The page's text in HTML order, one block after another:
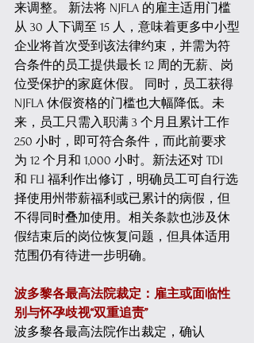
来调整。 新法将 NJFLA 的雇主适用门槛
从 30 人下调至 15 人，意味着更多中小型
企业将首次受到该法律约束，并需为符
合条件的员工提供最长 12 周的无薪、岗
位受保护的家庭休假。 同时，员工获得
NJFLA 休假资格的门槛也大幅降低。未
来，员工只需入职满 3 个月且累计工作
250 小时，即可符合条件，而此前要求
为 12 个月和 1,000 小时。新法还对 TDI
和 FLI 福利作出修订，明确员工可自行选
择使用州带薪福利或已累计的病假，但
不得同时叠加使用。相关条款也涉及休
假结束后的岗位恢复问题，但具体适用
范围仍有待进一步明确。
波多黎各最高法院裁定：雇主或面临性
别与怀孕歧视“双重追责”
波多黎各最高法院作出裁定，确认